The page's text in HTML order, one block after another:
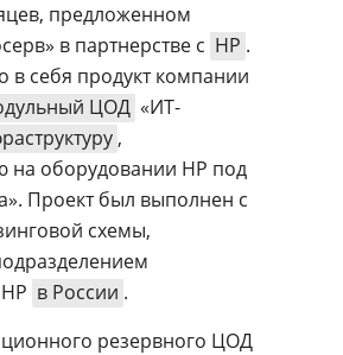
предложенном
в партнерстве с HP .
в себя продукт компании
ЦОД «ИТ-
,
на оборудовании HP под
Проект был выполнен с
схемы,
в России .
резервного ЦОД